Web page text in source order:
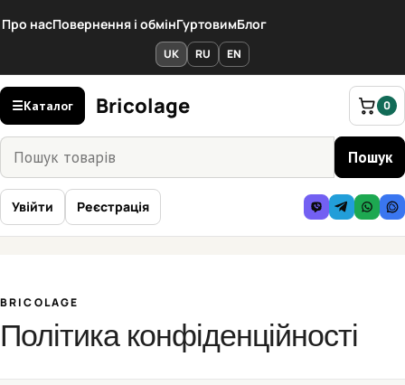
до
Про насПовернення і обмінГуртовимБлог
UK RU EN
☰Каталог Bricolage
Пошук
товарів
Пошук
Увійти Реєстрація
0
BRICOLAGE
Політика конфіденційності